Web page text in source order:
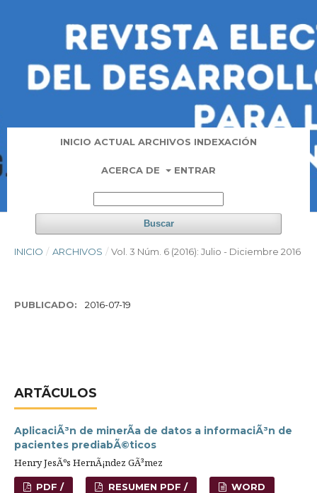
INICIO ACTUAL ARCHIVOS INDEXACIÓN
ACERCA DE ENTRAR
Buscar
INICIO / ARCHIVOS / Vol. 3 Núm. 6 (2016): Julio - Diciembre 2016
PUBLICADO: 2016-07-19
ARTÃ­CULOS
AplicaciÃ³n de minerÃ­a de datos a informaciÃ³n de
pacientes prediabÃ©ticos
Henry JesÃºs HernÃ¡ndez GÃ³mez
PDF / RESUMEN PDF / WORD